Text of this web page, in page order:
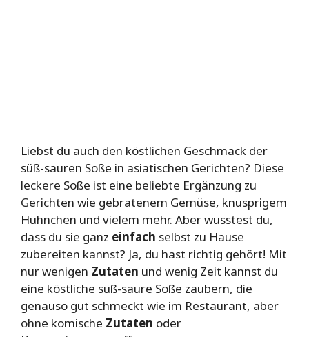
Liebst du auch den köstlichen Geschmack der
süß-sauren Soße in asiatischen Gerichten? Diese
leckere Soße ist eine beliebte Ergänzung zu
Gerichten wie gebratenem Gemüse, knusprigem
Hühnchen und vielem mehr. Aber wusstest du,
dass du sie ganz einfach selbst zu Hause
zubereiten kannst? Ja, du hast richtig gehört! Mit
nur wenigen Zutaten und wenig Zeit kannst du
eine köstliche süß-saure Soße zaubern, die
genauso gut schmeckt wie im Restaurant, aber
ohne komische Zutaten oder